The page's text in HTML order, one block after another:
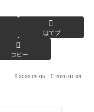
はてブ
コピー
2020.09.05 2026.01.09